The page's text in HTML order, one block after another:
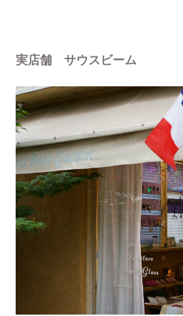
実店舗 サウスビーム